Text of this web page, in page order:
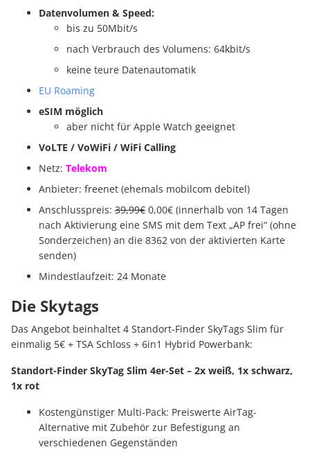
Datenvolumen & Speed:
bis zu 50Mbit/s
nach Verbrauch des Volumens: 64kbit/s
keine teure Datenautomatik
EU Roaming
eSIM möglich
aber nicht für Apple Watch geeignet
VoLTE / VoWiFi / WiFi Calling
Netz: Telekom
Anbieter: freenet (ehemals mobilcom debitel)
Anschlusspreis: 39,99€ 0,00€ (innerhalb von 14 Tagen
nach Aktivierung eine SMS mit dem Text „AP frei“ (ohne
Sonderzeichen) an die 8362 von der aktivierten Karte
senden)
Mindestlaufzeit: 24 Monate
Die Skytags
Das Angebot beinhaltet 4 Standort-Finder SkyTags Slim für
einmalig 5€ + TSA Schloss + 6in1 Hybrid Powerbank:
Standort-Finder SkyTag Slim 4er-Set – 2x weiß, 1x schwarz,
1x rot
Kostengünstiger Multi-Pack: Preiswerte AirTag-
Alternative mit Zubehör zur Befestigung an
verschiedenen Gegenständen